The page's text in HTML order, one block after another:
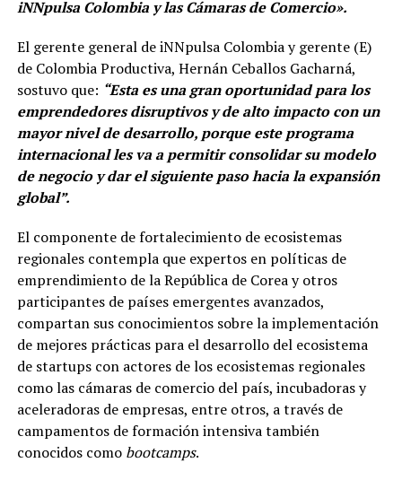
iNNpulsa Colombia y las Cámaras de Comercio».
El gerente general de iNNpulsa Colombia y gerente (E)
de Colombia Productiva, Hernán Ceballos Gacharná,
sostuvo que: “Esta es una gran oportunidad para los
emprendedores disruptivos y de alto impacto con un
mayor nivel de desarrollo, porque este programa
internacional les va a permitir consolidar su modelo
de negocio y dar el siguiente paso hacia la expansión
global”.
El componente de fortalecimiento de ecosistemas
regionales contempla que expertos en políticas de
emprendimiento de la República de Corea y otros
participantes de países emergentes avanzados,
compartan sus conocimientos sobre la implementación
de mejores prácticas para el desarrollo del ecosistema
de startups con actores de los ecosistemas regionales
como las cámaras de comercio del país, incubadoras y
aceleradoras de empresas, entre otros, a través de
campamentos de formación intensiva también
conocidos como bootcamps.